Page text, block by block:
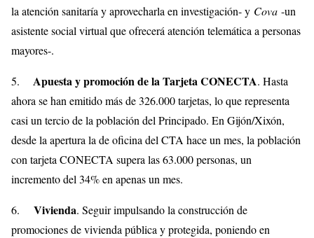
la atención sanitaría y aprovecharla en investigación- y Cova -un
asistente social virtual que ofrecerá atención telemática a personas
mayores-.
5. Apuesta y promoción de la Tarjeta CONECTA. Hasta
ahora se han emitido más de 326.000 tarjetas, lo que representa
casi un tercio de la población del Principado. En Gijón/Xixón,
desde la apertura la de oficina del CTA hace un mes, la población
con tarjeta CONECTA supera las 63.000 personas, un
incremento del 34% en apenas un mes.
6. Vivienda. Seguir impulsando la construcción de
promociones de vivienda pública y protegida, poniendo en